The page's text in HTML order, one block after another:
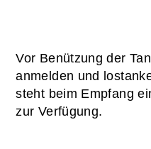
Vor Benützung der
anmelden und
steht beim Empfang
zur Verfügung.